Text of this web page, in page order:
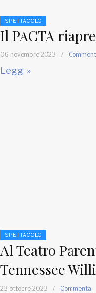
SPETTACOLO
Il PACTA
06 novembre 2023 /
Leggi »
SPETTACOLO
Al Teatro
Tennessee
23 ottobre 2023 / Commenta